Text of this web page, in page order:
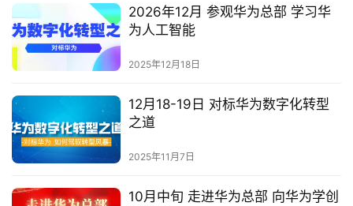
2026年12月 参观华为总部 学习华
为人工智能
2025年12月18日
12月18-19日 对标华为数字化转型
之道
2025年11月7日
10月中旬 走进华为总部 向华为学创